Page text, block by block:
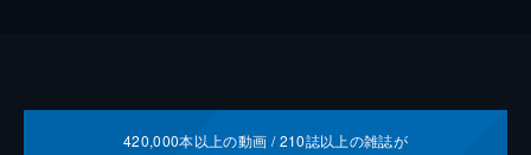
420,000本以上の動画 /210誌以上の雑誌が